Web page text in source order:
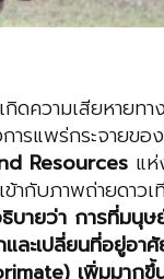
ดความเสียหายท
แพร่กระจายขอ
Resources แ
กับภาพถ่ายดาวเ
บายว่า การที่มนุษ
ะเปลี่ยนที่อยู่อา
เพิ่มมากขึ้